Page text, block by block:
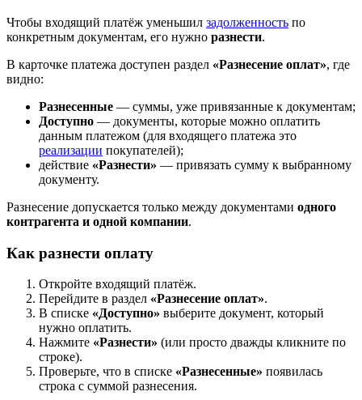
Чтобы входящий платёж уменьшил задолженность по
конкретным документам, его нужно разнести.
В карточке платежа доступен раздел «Разнесение оплат», где
видно:
Разнесенные — суммы, уже привязанные к документам;
Доступно — документы, которые можно оплатить
данным платежом (для входящего платежа это
реализации покупателей);
действие «Разнести» — привязать сумму к выбранному
документу.
Разнесение допускается только между документами одного
контрагента и одной компании.
Как разнести оплату
Откройте входящий платёж.
Перейдите в раздел «Разнесение оплат».
В списке «Доступно» выберите документ, который
нужно оплатить.
Нажмите «Разнести» (или просто дважды кликните по
строке).
Проверьте, что в списке «Разнесенные» появилась
строка с суммой разнесения.